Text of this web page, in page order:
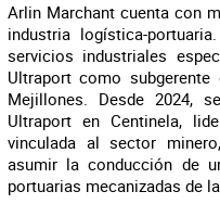
Arlin Marchant cuenta con
industria logística-
servicios industriales
Ultraport como
Mejillones. Desde 2024,
Ultraport en Centinela,
vinculada al sector
asumir la conducción de
portuarias mecanizadas de